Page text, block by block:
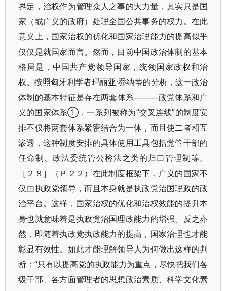
界定，治权作为管理众人之事的大力量，其实只是国
家（或广义的政府）处理全国公共事务的权力。在此
意义上，国家治权的优化和国家治理能力的提高似乎
仅仅是就国家而言。然而，目前中国政治体制的基本
格局是，中国共产党领导国家，统领国家政权和治
权。按照匈牙利学者玛丽亚·乔纳蒂的分析，这一政治
体制的基本特征是存在两套体系———政党体系和广
义的国家体系①，一系列被称为“交叉连线”的制度安
排不仅将两套体系紧密结合为一体，而且使二者相互
渗透，这种制度安排的具体使用工具包括党管干部的
任命制、政法委统管公检法之类的归口管理制等。
［２８］（Ｐ２２）在此制度框架下，广义的国家不
仅由执政党领导，而且本身就是执政党治国理政的政
治平台。这样，国家治权的优化和治权效能的提升本
身也就意味着是执政党治国理政能力的增强。反之亦
然，即随着执政党执政能力的提高，国家治理也才能
彰显有效性。如此才能理解领导人为何做出这样的判
断：“只有以提高党的执政能力为重点，尽快把我们各
级干部、各方面管理者的思想政治素质、科学文化素